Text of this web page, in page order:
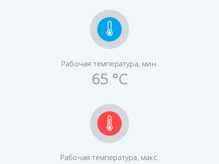
Рабочая температура, мин.
65 °C
Рабочая температура, макс.